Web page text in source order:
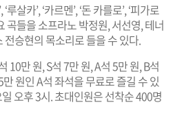
살카’, ‘카르멘’, ‘돈 카를로’, ‘피가로
곡들을 소프라노 박정원, 서선영, 테너
승현의 목소리로 들을 수 있다.
10만 원, S석 7만 원, A석 5만 원, B석
원인 A석 좌석을 무료로 즐길 수 있
오후 3시. 초대인원은 선착순 400명